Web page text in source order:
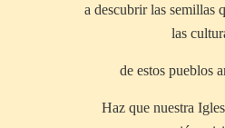
a descubrir las semillas
las
de estos pueblos
Haz que nuestra